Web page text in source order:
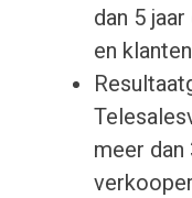
dan 5
en
meer